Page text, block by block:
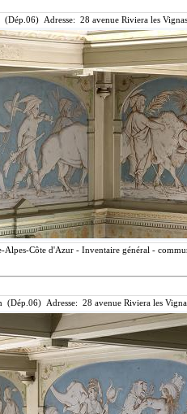
Adresse: 28 avenue Riviera les
Alpes-Côte d'Azur - Inventaire général -
(Dép.06) Adresse: 28 avenue Riviera les